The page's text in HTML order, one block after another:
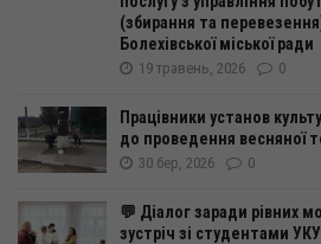
(збирання та
Болехівської міської ради
19 травень, 2026 0
Працівники установ
до проведення весняної
30 бер, 2026 0
💬 Діалог заради рівних
зустріч зі студентами